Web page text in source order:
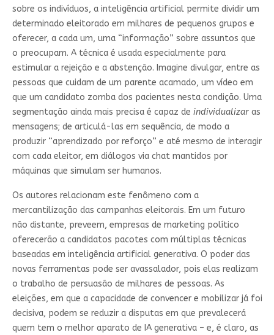
sobre os indivíduos, a inteligência artificial permite dividir um
determinado eleitorado em milhares de pequenos grupos e
oferecer, a cada um, uma “informação” sobre assuntos que
o preocupam. A técnica é usada especialmente para
estimular a rejeição e a abstenção. Imagine divulgar, entre as
pessoas que cuidam de um parente acamado, um vídeo em
que um candidato zomba dos pacientes nesta condição. Uma
segmentação ainda mais precisa é capaz de individualizar as
mensagens; de articulá-las em sequência, de modo a
produzir “aprendizado por reforço” e até mesmo de interagir
com cada eleitor, em diálogos via chat mantidos por
máquinas que simulam ser humanos.
Os autores relacionam este fenômeno com a
mercantilização das campanhas eleitorais. Em um futuro
não distante, preveem, empresas de marketing político
oferecerão a candidatos pacotes com múltiplas técnicas
baseadas em inteligência artificial generativa. O poder das
novas ferramentas pode ser avassalador, pois elas realizam
o trabalho de persuasão de milhares de pessoas. As
eleições, em que a capacidade de convencer e mobilizar já foi
decisiva, podem se reduzir a disputas em que prevalecerá
quem tem o melhor aparato de IA generativa – e, é claro, as